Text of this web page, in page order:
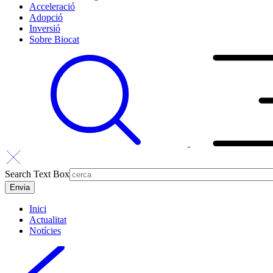
Acceleració
Adopció
Inversió
Sobre Biocat
Search Text Box
Inici
Actualitat
Notícies